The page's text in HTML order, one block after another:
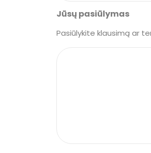
Jūsų pasiūlymas
Pasiūlykite klausimą ar